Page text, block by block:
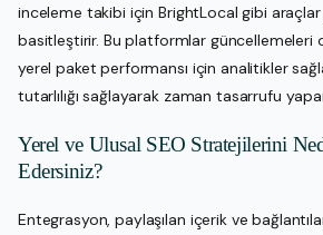
inceleme takibi için BrightLocal gibi araçlar
basitleştirir. Bu platformlar güncellemeleri
yerel paket performansı için analitikler
tutarlılığı sağlayarak zaman tasarrufu
Yerel ve Ulusal SEO Stratejilerini
Edersiniz?
Entegrasyon, paylaşılan içerik ve